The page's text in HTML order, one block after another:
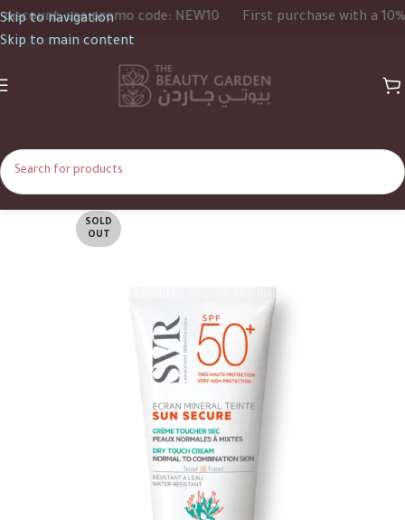
Skip to navigation
Skip to main content
use promo code: NEW10 First purchase with a 10%
SOLD
OUT